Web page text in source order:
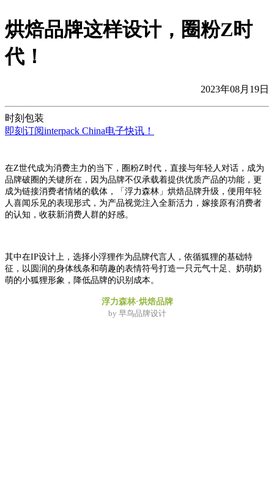
烘焙品牌这样设计，圈粉Z时
代！
2023年08月19日
时刻包装
即刻订阅interpack China电子快讯！
在Z世代成为消费主力的当下，圈粉Z时代，直接与年轻人对话，成为
品牌破圈的关键所在，因为品牌不仅承载着提供优质产品的功能，更
成为链接消费者情绪的载体，「浮力森林」烘焙品牌升级，便用年轻
人喜闻乐见的表现形式，为产品视觉注入全新活力，嫁接原有消费者
的认知，收获新消费人群的好感。
其中在IP设计上，选择小浮狸作为品牌代言人，依循狐狸的基础特
征，以圆润的身体线条和萌趣的表情符号打造一只元气十足、奶萌奶
萌的小狐狸形象，降低品牌的识别成本。
浮力森林·烘焙品牌
by 早鸟品牌设计